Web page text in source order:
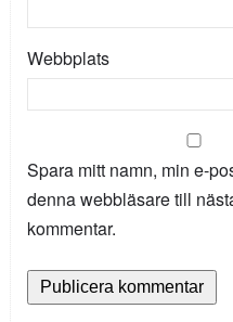
Webbplats
Spara mitt namn, min e-
denna webbläsare till
kommentar.